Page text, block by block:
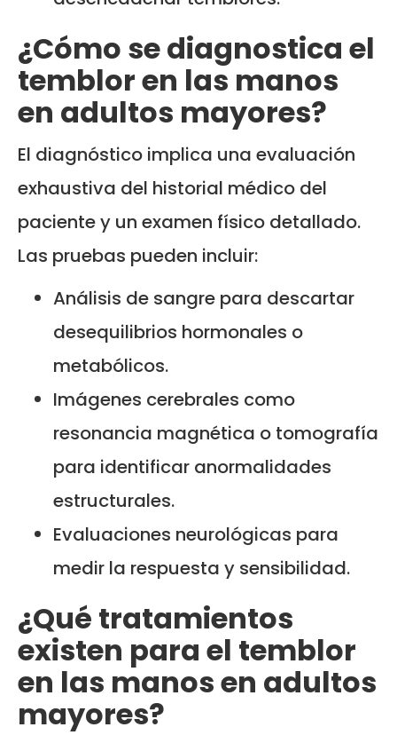
¿Cómo se diagnostica el
temblor en las manos
en adultos mayores?
El diagnóstico implica una evaluación
exhaustiva del historial médico del
paciente y un examen físico detallado.
Las pruebas pueden incluir:
Análisis de sangre para descartar
desequilibrios hormonales o
metabólicos.
Imágenes cerebrales como
resonancia magnética o tomografía
para identificar anormalidades
estructurales.
Evaluaciones neurológicas para
medir la respuesta y sensibilidad.
¿Qué tratamientos
existen para el temblor
en las manos en adultos
mayores?